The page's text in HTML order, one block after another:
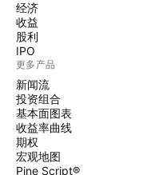
经济
收益
股利
IPO
更多产品
新闻流
投资组合
基本面图表
收益率曲线
期权
宏观地图
Pine Script®